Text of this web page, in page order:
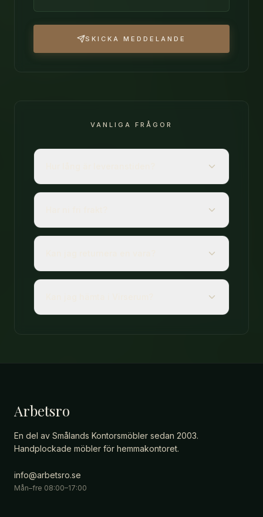
SKICKA MEDDELANDE
VANLIGA FRÅGOR
Arbetsro
En del av Smålands Kontorsmöbler sedan 2003.
Handplockade möbler för hemmakontoret.
info@arbetsro.se
Mån–fre 08:00–17:00